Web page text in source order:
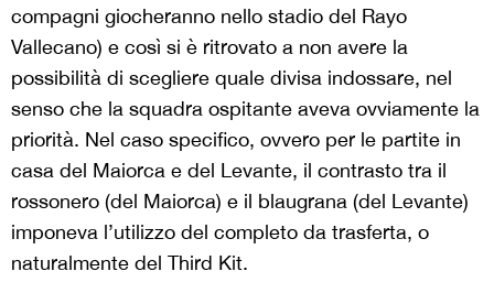
compagni giocheranno nello stadio del Rayo
Vallecano) e così si è ritrovato a non avere la
possibilità di scegliere quale divisa indossare, nel
senso che la squadra ospitante aveva ovviamente la
priorità. Nel caso specifico, ovvero per le partite in
casa del Maiorca e del Levante, il contrasto tra il
rossonero (del Maiorca) e il blaugrana (del Levante)
imponeva l’utilizzo del completo da trasferta, o
naturalmente del Third Kit.